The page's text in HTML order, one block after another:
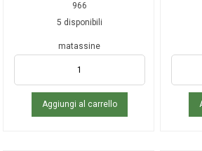
966
5 disponibili
matassine
Aggiungi al carrello